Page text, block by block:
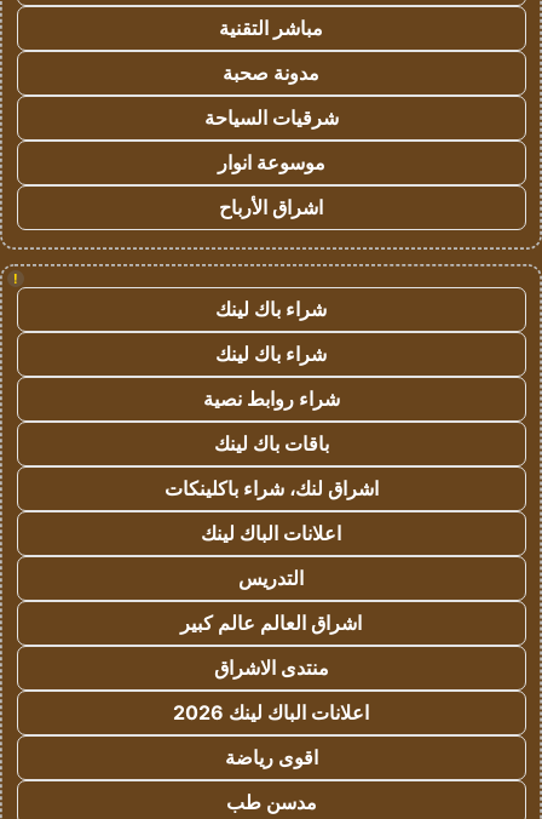
مباشر التقنية
مدونة صحبة
شرقيات السياحة
موسوعة انوار
اشراق الأرباح
!
شراء باك لينك
شراء باك لينك
شراء روابط نصية
باقات باك لينك
اشراق لنك، شراء باكلينكات
اعلانات الباك لينك
التدريس
اشراق العالم عالم كبير
منتدى الاشراق
اعلانات الباك لينك 2026
اقوى رياضة
مدسن طب